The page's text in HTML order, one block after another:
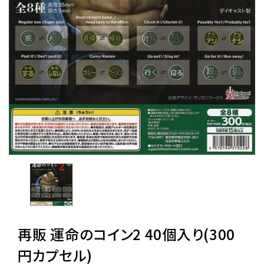
販促用空カプセル
レンタル
景品・玩具・文具
よくあるご質問
06-6282-7659
再販 運命のコイン2 40個入り(300
円カプセル)